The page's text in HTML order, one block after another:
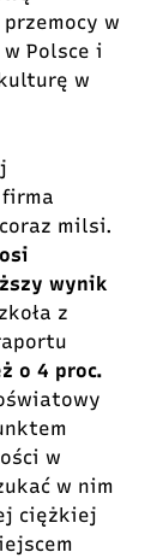
w
Polsce i
w
milsi.
wynik
z
o 4 proc.
w
w nim
ciężkiej